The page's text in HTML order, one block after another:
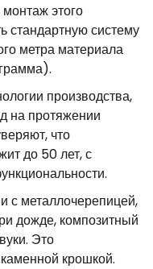
этого
стандартную систему
метра материала
производства,
на протяжении
что
до 50 лет, с
с металлочерепицей,
дожде, композитный
Это
крошкой.